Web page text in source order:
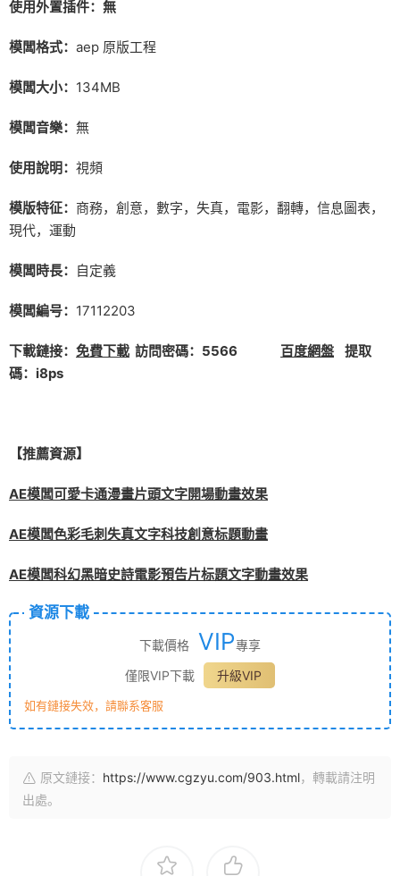
使用外置插件：無
模闆格式： aep 原版工程
模闆大小： 134MB
模闆音樂： 無
使用說明： 視頻
模版特征： 商務，創意，數字，失真，電影，翻轉，信息圖表，
現代，運動
模闆時長： 自定義
模闆編号： 17112203
下載鏈接： 免費下載 訪問密碼：5566 百度網盤 提取
碼：i8ps
【推薦資源】
AE模闆可愛卡通漫畫片頭文字開場動畫效果
AE模闆色彩毛刺失真文字科技創意标題動畫
AE模闆科幻黑暗史詩電影預告片标題文字動畫效果
資源下載
下載價格 VIP專享
僅限VIP下載
升級VIP
如有鏈接失效，請聯系客服
原文鏈接： https://www.cgzyu.com/903.html，轉載請注明
出處。